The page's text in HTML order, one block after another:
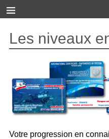
Les niveaux
Votre progression en